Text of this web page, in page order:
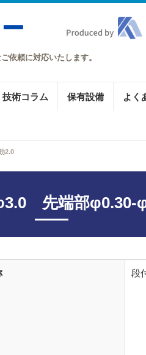
依頼に対応いたします。
技術コラム 保有設備 よく
2.0
先端部φ0.30-
段